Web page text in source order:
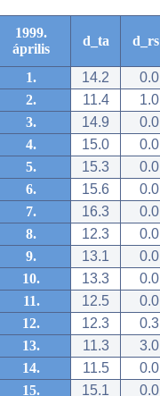
1999.
április
d_ta d_rs
1. 14.2
0.0
2.
11.4
1.0
3.
14.9
0.0
4.
15.0
0.0
5.
15.3
0.0
6.
15.6
0.0
7.
16.3
0.0
8.
12.3
0.0
9.
13.1
0.0
10.
13.3
0.0
11.
12.5
0.0
12.
12.3
0.3
13.
11.3
3.0
14.
11.5
0.0
15.
15.1 0.0